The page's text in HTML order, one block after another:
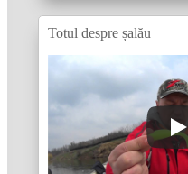
Totul despre șalău